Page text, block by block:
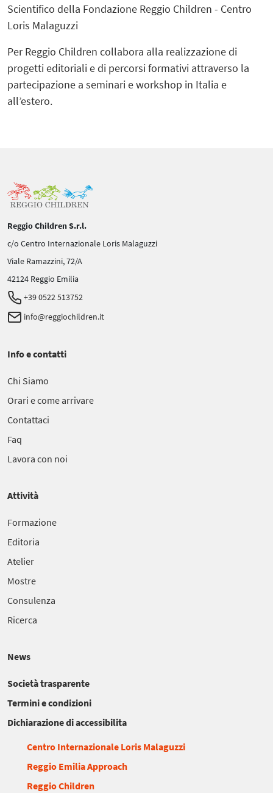
Scientifico della Fondazione Reggio Children - Centro
Loris Malaguzzi
Per Reggio Children collabora alla realizzazione di
progetti editoriali e di percorsi formativi attraverso la
partecipazione a seminari e workshop in Italia e
all’estero.
Reggio Children S.r.l.
c/o Centro Internazionale Loris Malaguzzi
Viale Ramazzini, 72/A
42124 Reggio Emilia
+39 0522 513752
info@reggiochildren.it
Info e contatti
Chi Siamo
Orari e come arrivare
Contattaci
Faq
Lavora con noi
Attività
Formazione
Editoria
Atelier
Mostre
Consulenza
Ricerca
News
Società trasparente
Termini e condizioni
Dichiarazione di accessibilita
Centro Internazionale Loris Malaguzzi
Reggio Emilia Approach
Reggio Children